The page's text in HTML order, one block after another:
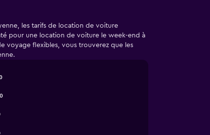
les tarifs de location de voiture
pour une location de voiture le week-end à
voyage flexibles, vous trouverez que les